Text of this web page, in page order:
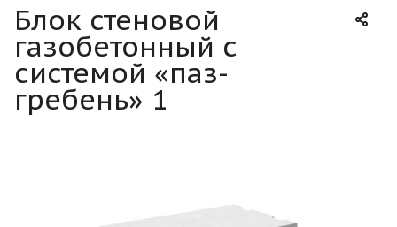
Блок стеновой
газобетонный с
системой «паз-
гребень» 1